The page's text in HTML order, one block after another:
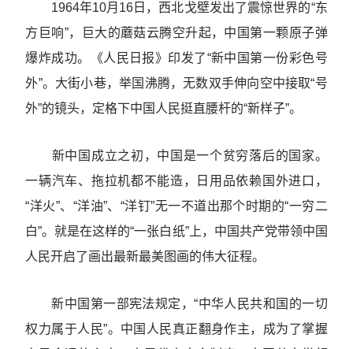
1964年10月16日，西北戈壁发出了震惊世界的“东
方巨响”，巨大的蘑菇云腾空升起，中国第一颗原子弹
爆炸成功。《人民日报》印发了“新中国第一份彩色号
外”。大街小巷，举国沸腾，无数双手伸向空中接取“号
外”的镜头，定格下中国人民挺直腰杆的“新样子”。
新中国成立之初，中国是一个贫穷落后的国家。
一辆汽车、拖拉机都不能造，日用品依赖国外进口，
“洋火”、“洋油”、“洋钉”无一不道出那个时期的“一穷二
白”。就是在这样的“一张白纸”上，中国共产党带领中国
人民开启了画出最新最美图画的伟大征程。
新中国第一部宪法规定，“中华人民共和国的一切
权力属于人民”。中国人民真正翻身作主，成为了掌握